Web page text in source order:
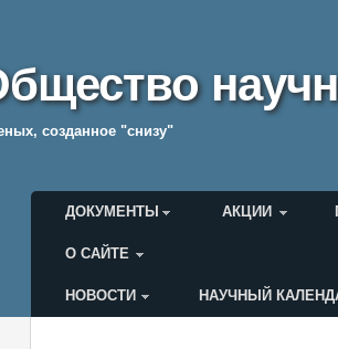
созданное "снизу"
Главное меню
ДОКУМЕНТЫ АКЦИИ
О САЙТЕ
Меню пользователя
НОВОСТИ НАУЧНЫЙ